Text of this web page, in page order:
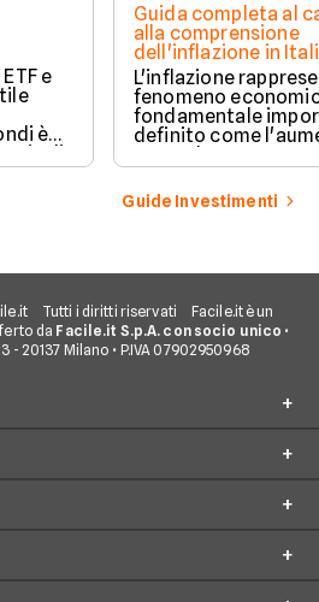
e
è
di
Guida completa al
alla comprensione
dell'inflazione in
L'inflazione
fenomeno
fondamentale
definito come
generale e
prezzi dei beni e dei
in un'economia.
Guide Investimenti
Tutti i diritti riservati
Facile.it è un
da Facile.it S.p.A. con socio unico •
- 20137 Milano • P.IVA 07902950968